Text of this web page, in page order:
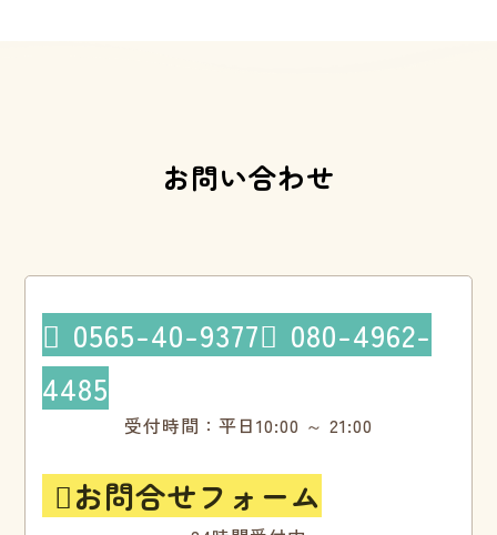
お問い合わせ
 0565-40-9377 080-4962-
4485
受付時間：平日10:00 ～ 21:00
 お問合せフォーム